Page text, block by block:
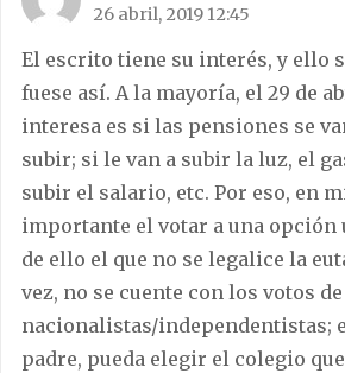
26 abril, 2019 12:45
El escrito tiene su interés, y ello
fuese así. A la mayoría, el 29 de
interesa es si las pensiones se
subir; si le van a subir la luz, el
subir el salario, etc. Por eso, en
importante el votar a una opción
de ello el que no se legalice la
vez, no se cuente con los votos
nacionalistas/independentistas;
padre, pueda elegir el colegio